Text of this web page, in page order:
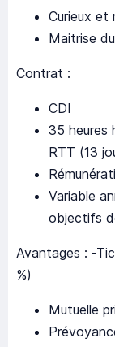
Curieux et
Maitrise
Contrat :
CDI
35 heures
RTT (13
Variable
objectifs
Avantages : -
%)
Mutuelle